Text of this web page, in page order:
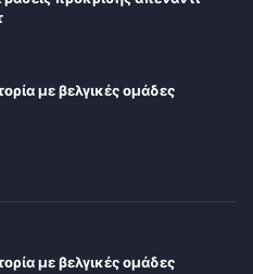
με βελγικές ομάδες
με βελγικές ομάδες